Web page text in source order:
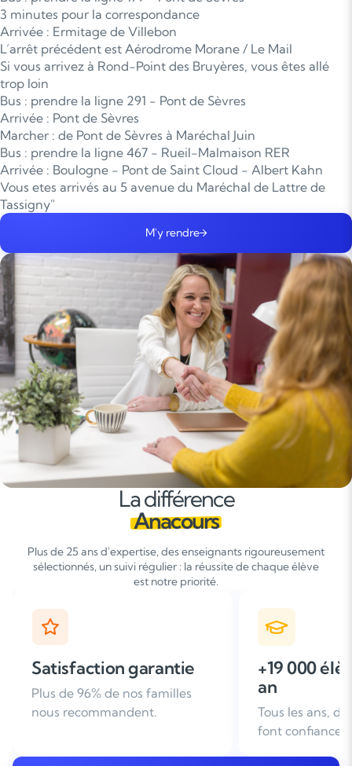
3 minutes pour la correspondance
Arrivée : Ermitage de Villebon
L’arrêt précédent est Aérodrome Morane / Le Mail
Si vous arrivez à Rond-Point des Bruyères, vous êtes allé
trop loin
Bus : prendre la ligne 291 - Pont de Sèvres
Arrivée : Pont de Sèvres
Marcher : de Pont de Sèvres à Maréchal Juin
Bus : prendre la ligne 467 - Rueil-Malmaison RER
Arrivée : Boulogne - Pont de Saint Cloud - Albert Kahn
Vous etes arrivés au 5 avenue du Maréchal de Lattre de
Tassigny"
M'y rendre
La différence
Anacours
Plus de 25 ans d'expertise, des enseignants rigoureusement
sélectionnés, un suivi régulier : la réussite de chaque élève
est notre priorité.
+19 000 élèves suivis /
an
Tous les ans, des familles nous
+ de 25 ans
Leader du
domicile en